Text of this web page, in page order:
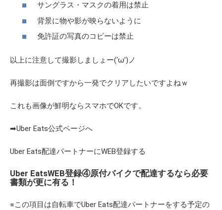
サングラス・マスクの着用は禁止
背景に物や影が映らないように
免許証の写真のコピーは禁止
以上に注意して撮影しましょー(‘ω’)ノ
再撮影は面倒ですから一発でクリアしたいですよねｗ
これも画像が鮮明ならスマホでOKです。
➡Uber Eats公式ページへ
Uber Eats配達パートナーにWEB登録する
Uber EatsWEB登録④原付バイクで配達するなら必要
書類が更に有る！
※この項目は自転車でUber Eats配達パートナーをする予定の